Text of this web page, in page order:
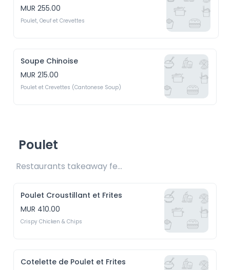
MUR 255.00
Poulet, Oeuf et Crevettes
Soupe Chinoise
MUR 215.00
Poulet et Crevettes (Cantonese Soup)
Poulet
Restaurants takeaway fee Rs20 included
Poulet Croustillant et Frites
MUR 410.00
Crispy Chicken & Chips
Cotelette de Poulet et Frites